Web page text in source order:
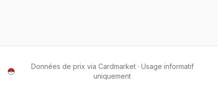
Données de prix via Cardmarket · Usage informatif
uniquement